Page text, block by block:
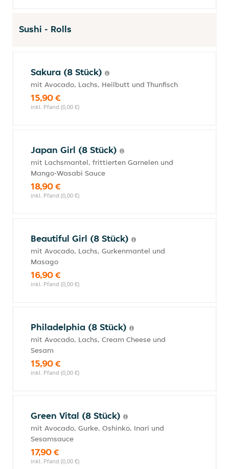
Sushi - Rolls
Sakura (8 Stück)
mit Avocado, Lachs, Heilbutt und Thunfisch
15,90 €
inkl. Pfand (0,00 €)
Japan Girl (8 Stück)
mit Lachsmantel, frittierten Garnelen und
Mango-Wasabi Sauce
18,90 €
inkl. Pfand (0,00 €)
Beautiful Girl (8 Stück)
mit Avocado, Lachs, Gurkenmantel und
Masago
16,90 €
inkl. Pfand (0,00 €)
Philadelphia (8 Stück)
mit Avocado, Lachs, Cream Cheese und
Sesam
15,90 €
inkl. Pfand (0,00 €)
Green Vital (8 Stück)
mit Avocado, Gurke, Oshinko, Inari und
Sesamsauce
17,90 €
inkl. Pfand (0,00 €)